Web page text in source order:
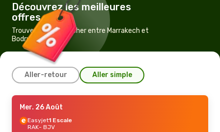
Découvrez les meilleures
offres
Trouvez un vol pas cher entre Marrakech et
Bodrum
Aller-retour Aller simple
Jeu. 17 Sept.
Turkish Airlines1 Escale
RAK- BJV
Mer. 26 Août
Easyjet1 Escale
RAK- BJV